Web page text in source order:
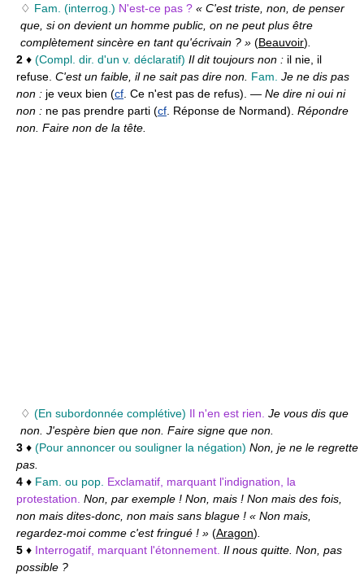
♢ Fam. (interrog.) N'est-ce pas ? « C'est triste, non, de penser
que, si on devient un homme public, on ne peut plus être
complètement sincère en tant qu'écrivain ? » (Beauvoir)
2 ♦ (Compl. dir. d'un v. déclaratif) Il dit toujours non : il nie, il
refuse. C'est un faible, il ne sait pas dire non. Fam. Je ne dis pas
non : je veux bien (cf . Ce n'est pas de refus). — Ne dire ni oui ni
non : ne pas prendre parti (cf . Réponse de Normand). Répondre
non. Faire non de la tête.
♢ (En subordonnée complétive) Il n'en est rien. Je vous dis que
non. J'espère bien que non. Faire signe que non.
3 ♦ (Pour annoncer ou souligner la négation) Non, je ne le regrette
pas.
4 ♦ Fam. ou pop. Exclamatif, marquant l'indignation, la
protestation. Non, par exemple ! Non, mais ! Non mais des fois,
non mais dites-donc, non mais sans blague ! « Non mais,
regardez-moi comme c'est fringué ! » (Aragon)
5 ♦ Interrogatif, marquant l'étonnement. Il nous quitte. Non, pas
possible ?